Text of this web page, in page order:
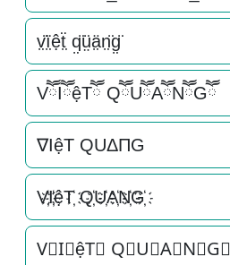
v̤̈ï̤ệẗ̤ q̤̈ṳ̈ä̤n̤̈g̤̈
VཽIཽệTཽ QཽUཽAཽNཽGཽ
∇IệT QUΔΠG
V҉I҉ệT҉ Q҉U҉A҉N҉G҉
V⃜I⃜ệT⃜ Q⃜U⃜A⃜N⃜G⃜